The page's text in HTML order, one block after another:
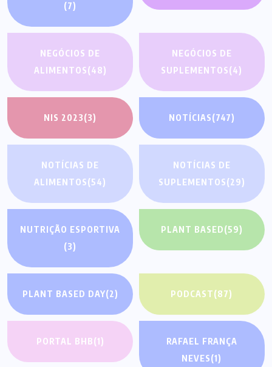
(7)
NEGÓCIOS DE
ALIMENTOS(48)
NEGÓCIOS DE
SUPLEMENTOS(4)
NIS 2023(3) NOTÍCIAS(747)
NOTÍCIAS DE
ALIMENTOS(54)
NOTÍCIAS DE
SUPLEMENTOS(29)
NUTRIÇÃO ESPORTIVA
(3)
PLANT BASED(59)
PLANT BASED DAY(2) PODCAST(87)
PORTAL BHB(1)
RAFAEL FRANÇA
NEVES(1)